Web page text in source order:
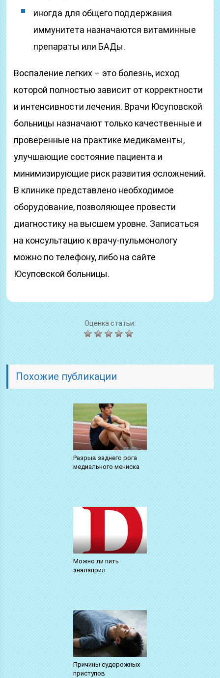
иногда для общего поддержания
иммунитета назначаются витаминные
препараты или БАДы.
Воспаление легких – это болезнь, исход
которой полностью зависит от корректности
и интенсивности лечения. Врачи Юсуповской
больницы назначают только качественные и
проверенные на практике медикаменты,
улучшающие состояние пациента и
минимизирующие риск развития осложнений.
В клинике представлено необходимое
оборудование, позволяющее провести
диагностику на высшем уровне. Записаться
на консультацию к врачу-пульмонологу
можно по телефону, либо на сайте
Юсуповской больницы.
Оценка статьи:
Похожие публикации
Разрыв заднего рога
медиального мениска
Можно ли пить
эналаприл
Причины судорожных
приступов